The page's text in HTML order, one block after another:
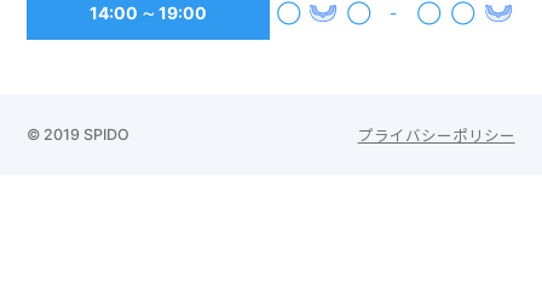
14:00 ∼ 19:00 ◯ ◯ - ◯ ◯
© 2019 SPIDO プライバシーポリシー